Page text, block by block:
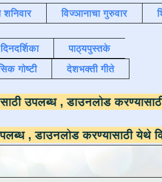
शनिवार विज्ञानाचा गुरुवार
पाठ्यपुस्तके
गोष्टी देशभक्ती गीते
डाउनलोडसाठी उपलब्ध ,डाउनलोड
करण्यासाठी येथे क्लिक करा .